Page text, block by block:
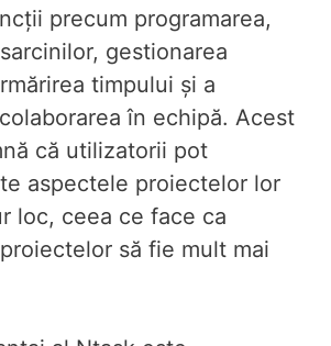
precum programarea,
gestionarea
timpului și a
în echipă. Acest
că utilizatorii pot
aspectele proiectelor lor
loc, ceea ce face ca
să fie mult mai